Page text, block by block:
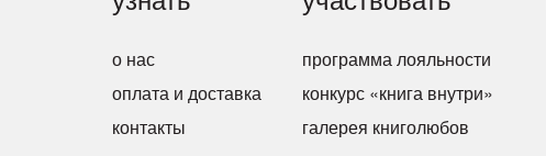
о нас
оплата и доставка
контакты
программа лояльности
конкурс «книга внутри»
галерея книголюбов